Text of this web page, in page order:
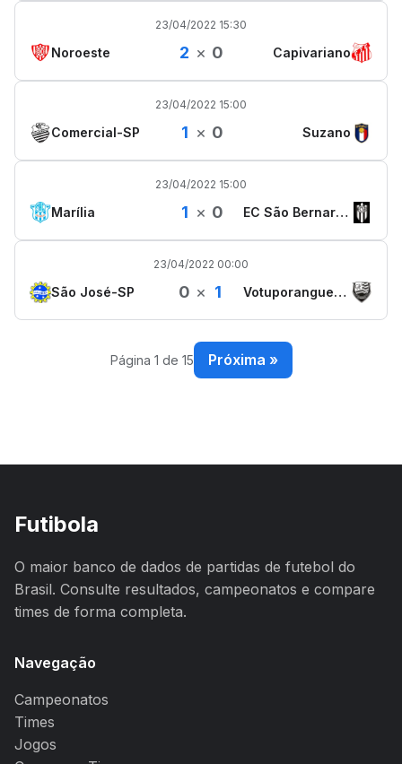
23/04/2022 15:30
Noroeste 2 × 0 Capivariano
23/04/2022 15:00
Comercial-SP 1 × 0 Suzano
23/04/2022 15:00
Marília 1 × 0 EC São Bernardo
23/04/2022 00:00
São José-SP 0 × 1 Votuporanguense
Página 1 de 15 Próxima »
Futibola
O maior banco de dados de partidas de futebol do
Brasil. Consulte resultados, campeonatos e compare
times de forma completa.
Navegação
Campeonatos
Times
Jogos